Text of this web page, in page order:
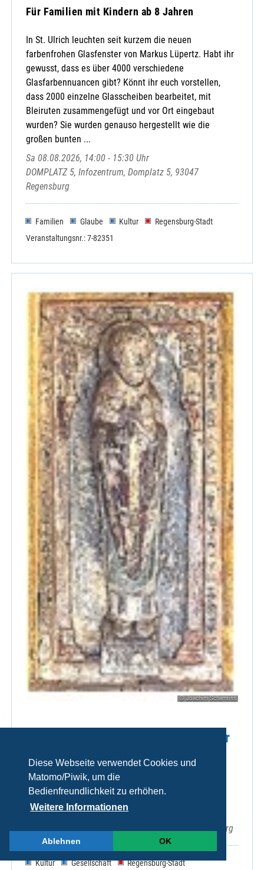
Diese Webseite verwendet Cookies und
Matomo/Piwik, um die
Bedienfreundlichkeit zu erhöhen.
Weitere Informationen
Ablehnen OK
Für Familien mit Kindern ab 8 Jahren
In St. Ulrich leuchten seit kurzem die neuen
farbenfrohen Glasfenster von Markus Lüpertz. Habt ihr
gewusst, dass es über 4000 verschiedene
Glasfarbennuancen gibt? Könnt ihr euch vorstellen,
dass 2000 einzelne Glasscheiben bearbeitet, mit
Bleiruten zusammengefügt und vor Ort eingebaut
wurden? Sie wurden genauso hergestellt wie die
großen bunten ...
Sa 08.08.2026, 14:00 - 15:30 Uhr
DOMPLATZ 5, Infozentrum, Domplatz 5, 93047
Regensburg
Familien Glaube Kultur
Regensburg-Stadt
Veranstaltungsnr.: 7-82351
© Joachim Schamriss
Führungen durch die Schatzkammer
und die östlichen Krypten
(Emmerams-(Ring-)) und
Ramwoldkrypta.
Sa 08.08.2026, 15:00 Uhr
EmmeramForum, Emmeramsplatz 3, 93047 Regensburg
Kultur Gesellschaft Regensburg-Stadt